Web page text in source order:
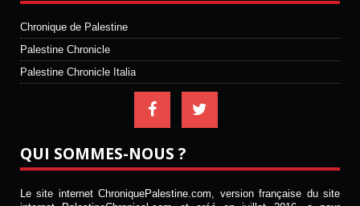
Chronique de Palestine
Palestine Chronicle
Palestine Chronicle Italia
QUI SOMMES-NOUS ?
Le site internet ChroniquePalestine.com, version française du site